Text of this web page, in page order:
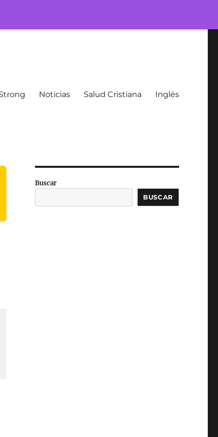
Noticias Salud Cristiana Inglés
Buscar
BUSCAR